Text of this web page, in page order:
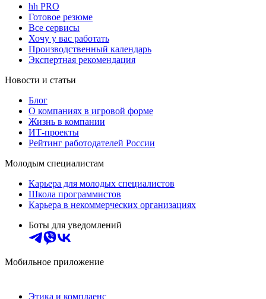
hh PRO
Готовое резюме
Все сервисы
Хочу у вас работать
Производственный календарь
Экспертная рекомендация
Новости и статьи
Блог
О компаниях в игровой форме
Жизнь в компании
ИТ-проекты
Рейтинг работодателей России
Молодым специалистам
Карьера для молодых специалистов
Школа программистов
Карьера в некоммерческих организациях
Боты для уведомлений
Мобильное приложение
Этика и комплаенс